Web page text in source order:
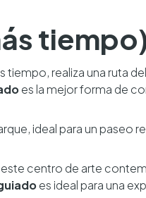
tiempo, realiza una ruta
es la mejor forma de
ideal para un paseo
este centro de arte
es ideal para una